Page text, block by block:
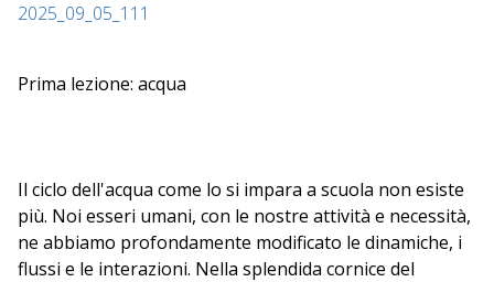
2025_09_05_111
Prima lezione: acqua
Il ciclo dell'acqua come lo si impara a scuola non esiste
più. Noi esseri umani, con le nostre attività e necessità,
ne abbiamo profondamente modificato le dinamiche, i
flussi e le interazioni. Nella splendida cornice del